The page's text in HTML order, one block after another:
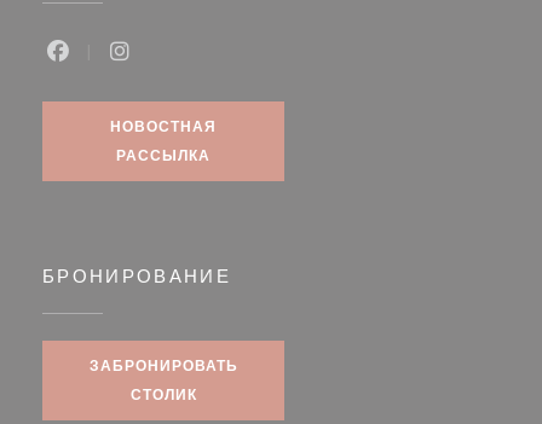
НОВОСТНАЯ
РАССЫЛКА
БРОНИРОВАНИЕ
ЗАБРОНИРОВАТЬ
СТОЛИК